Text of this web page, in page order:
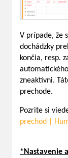
V prípade, že
dochádzky
končia, resp.
zneaktívni.
prechode.
Pozrite si
prechod |
*Nastavenie